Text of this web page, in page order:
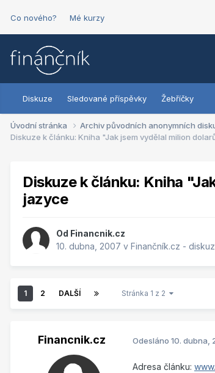
Co nového? Mé kurzy
Diskuze Sledované příspěvky Žebříčky
Úvodní stránka Archiv původních anonymních
Diskuze k článku: Kniha "Jak jsem vydělal milion
Diskuze k článku: Kniha
jazyce
Od Financnik.cz
10. dubna, 2007 v Finančník.cz -
1 2 DALŠÍ Stránka 1 z 2
Financnik.cz Odesláno 10. dubna,
Adresa článku: